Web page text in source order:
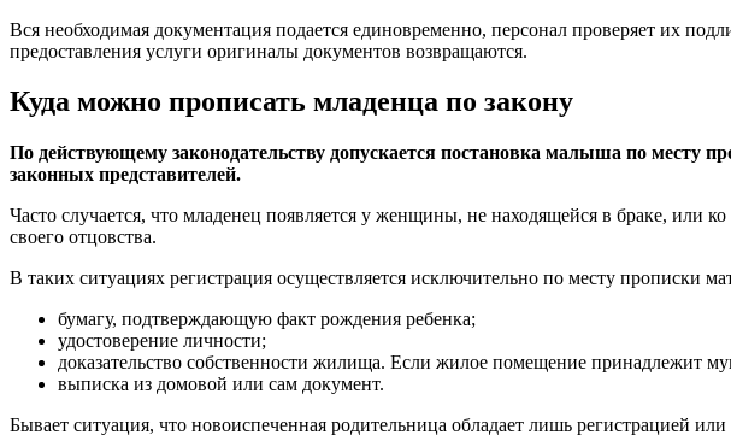
Вся необходимая документация подается единовременно, персонал проверяет их
предоставления услуги оригиналы документов возвращаются.
Куда можно прописать младенца по закону
По действующему законодательству допускается постановка малыша по месту
законных представителей.
Часто случается, что младенец появляется у женщины, не находящейся в браке, или
своего отцовства.
В таких ситуациях регистрация осуществляется исключительно по месту прописки
бумагу, подтверждающую факт рождения ребенка;
удостоверение личности;
доказательство собственности жилища. Если жилое помещение принадлежит
выписка из домовой или сам документ.
Бывает ситуация, что новоиспеченная родительница обладает лишь регистрацией